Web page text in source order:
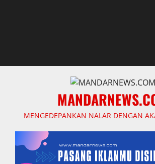
MENGEDEPANKAN NALAR DENGAN